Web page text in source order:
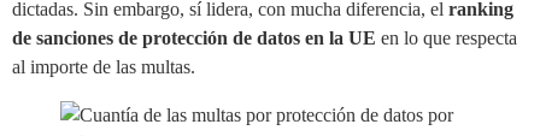
dictadas. Sin embargo, sí lidera, con mucha diferencia, el ranking
de sanciones de protección de datos en la UE en lo que respecta
al importe de las multas.